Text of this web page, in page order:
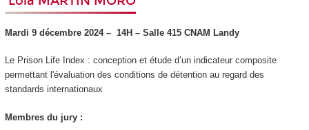
Mardi 9 décembre 2024 –14H – Salle 415 CNAM Landy
Le Prison Life Index : conception et étude d’un indicateur composite
permettant l'évaluation des conditions de détention au regard des
standards internationaux
Membres du jury :